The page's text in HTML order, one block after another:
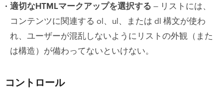
適切なHTMLマークアップを選択する – リストには、
コンテンツに関連する ol、ul、または dl 構文が使わ
れ、ユーザーが混乱しないようにリストの外観（また
は構造）が備わってないといけない。
コントロール